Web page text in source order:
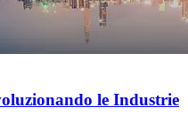
le Industrie